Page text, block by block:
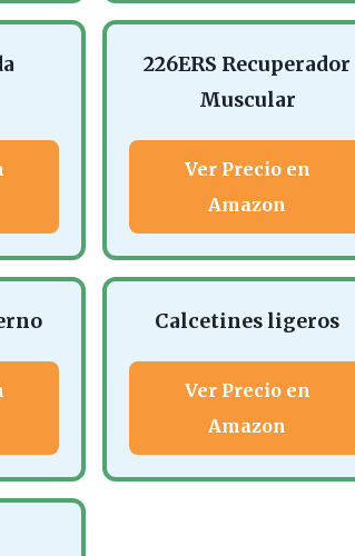
226ERS Recuperador
Muscular
Ver Precio en
Amazon
Calcetines ligeros
Ver Precio en
Amazon